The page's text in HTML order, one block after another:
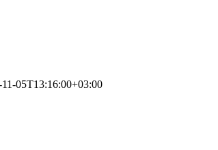
11-05T13:16:00+03:00